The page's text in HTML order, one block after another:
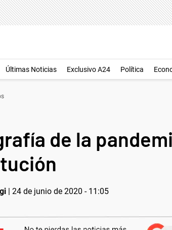
Últimas Noticias Exclusivo A24 Política
de la
| 24 de junio de 2020 - 11:05